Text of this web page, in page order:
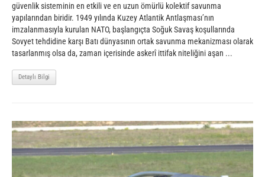
güvenlik sisteminin en etkili ve en uzun ömürlü kolektif savunma
yapılarından biridir. 1949 yılında Kuzey Atlantik Antlaşması’nın
imzalanmasıyla kurulan NATO, başlangıçta Soğuk Savaş koşullarında
Sovyet tehdidine karşı Batı dünyasının ortak savunma mekanizması olarak
tasarlanmış olsa da, zaman içerisinde askerî ittifak niteliğini aşan ...
Detaylı Bilgi